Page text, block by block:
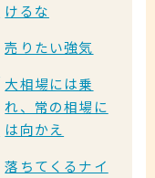
けるな
売りたい強気
大相場には乗
れ、常の相場に
は向かえ
落ちてくるナイ